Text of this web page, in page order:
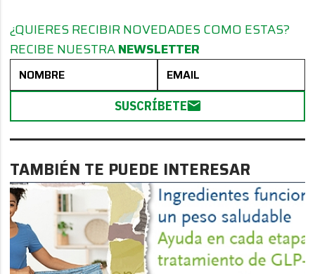
¿QUIERES RECIBIR NOVEDADES COMO ESTAS?
RECIBE NUESTRANEWSLETTER
SUSCRÍBETE
TAMBIÉN TE PUEDE INTERESAR